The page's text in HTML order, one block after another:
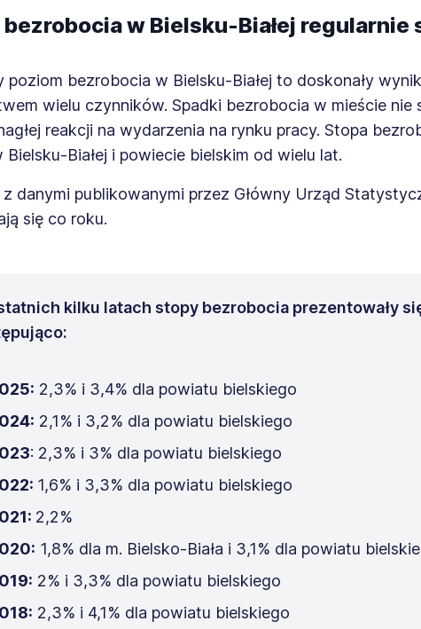
bezrobocia w Bielsku-Białej regularnie
poziom bezrobocia w Bielsku-Białej to doskonały
wielu czynników. Spadki bezrobocia w mieście nie
reakcji na wydarzenia na rynku pracy. Stopa
Bielsku-Białej i powiecie bielskim od wielu lat.
z danymi publikowanymi przez Główny Urząd
się co roku.
kilku latach stopy bezrobocia prezentowały
2,3% i 3,4% dla powiatu bielskiego
2,1% i 3,2% dla powiatu bielskiego
: 2,3% i 3% dla powiatu bielskiego
1,6% i 3,3% dla powiatu bielskiego
2,2%
1,8% dla m. Bielsko-Biała i 3,1% dla powiatu
2% i 3,3% dla powiatu bielskiego
2,3% i 4,1% dla powiatu bielskiego